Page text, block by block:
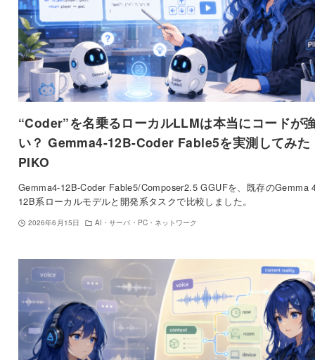
“Coder”を名乗るローカルLLMは本当にコードが
い？ Gemma4-12B-Coder Fable5を実測してみた
PIKO
Gemma4-12B-Coder Fable5/Composer2.5 GGUFを、既存のGemma
12B系ローカルモデルと開発系タスクで比較しました。
2026年6月15日 AI・サーバ・PC・ネットワーク